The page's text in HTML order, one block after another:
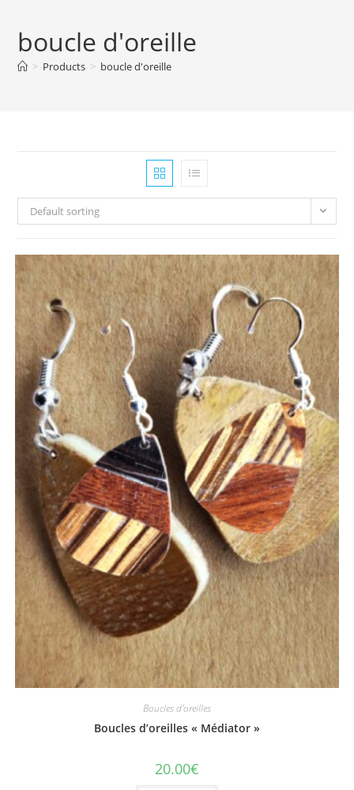
boucle d'oreille
> Products > boucle d'oreille
Default sorting
Boucles d'oreilles
Boucles d’oreilles « Médiator »
20.00€